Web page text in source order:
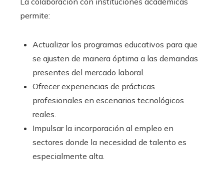
permite:
Actualizar los programas educativos para que
se ajusten de manera óptima a las demandas
presentes del mercado laboral.
Ofrecer experiencias de prácticas
profesionales en escenarios tecnológicos
reales.
Impulsar la incorporación al empleo en
sectores donde la necesidad de talento es
especialmente alta.